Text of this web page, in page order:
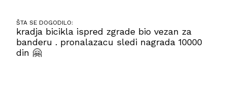
ŠTA SE DOGODILO:
kradja bicikla ispred zgrade bio vezan za
banderu . pronalazacu sledi nagrada 10000
din 🤗